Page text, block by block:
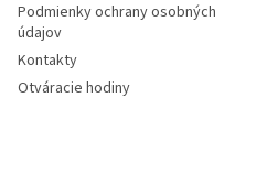
Podmienky ochrany osobných
údajov
Kontakty
Otváracie hodiny